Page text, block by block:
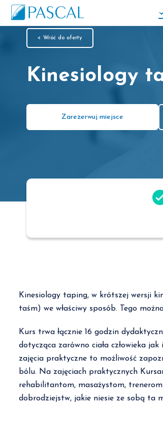
< Wróć do oferty
Kinesiology
Zarezerwuj miejsce
Kinesiology taping, w krótszej wersji
taśm) we właściwy sposób. Tego
Kurs trwa łącznie 16 godzin
dotycząca zarówno ciała człowieka
zajęcia praktyczne to możliwość
bólu. Na zajęciach praktycznych
rehabilitantom, masażystom,
dobrodziejstw, jakie niesie ze sobą ta